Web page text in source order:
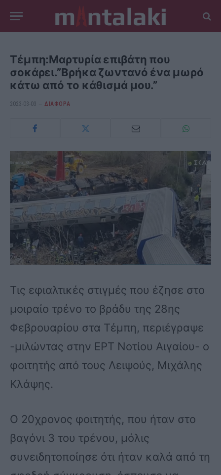
Τέμπη:Μαρτυρία επιβάτη που
σοκάρει.”Βρήκα ζωντανό ένα μωρό
κάτω από το κάθισμά μου.”
2023-03-03 ΔΙΆΦΟΡΑ
Τις εφιαλτικές στιγμές που έζησε στο
μοιραίο τρένο το βράδυ της 28ης
Φεβρουαρίου στα Τέμπη, περιέγραψε
-μιλώντας στην ΕΡΤ Νοτίου Αιγαίου- ο
φοιτητής από τους Λειψούς, Μιχάλης
Κλάψης.
Ο 20χρονος φοιτητής, που ήταν στο
βαγόνι 3 του τρένου, μόλις
συνειδητοποίησε ότι ήταν καλά από τη